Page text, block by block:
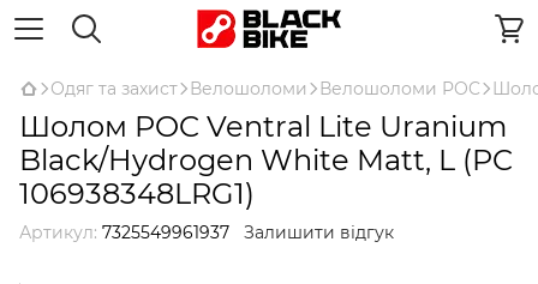
Одяг та захист Велошоломи Велошоломи POC
Шолом POC Ventral Lite Uranium
Black/Hydrogen White Matt, L (PC
106938348LRG1)
Артикул: 7325549961937 Залишити відгук